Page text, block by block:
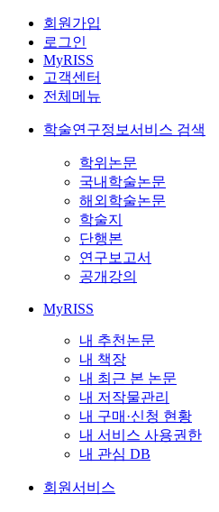
회원가입
로그인
MyRISS
고객센터
전체메뉴
학술연구정보서비스 검색
학위논문
국내학술논문
해외학술논문
학술지
단행본
연구보고서
공개강의
MyRISS
내 추천논문
내 책장
내 최근 본 논문
내 저작물관리
내 구매·신청 현황
내 서비스 사용권한
내 관심 DB
회원서비스